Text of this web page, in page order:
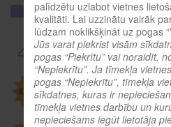
palīdzētu uzlabot vietnes
kvalitāti. Lai uzzinātu vairāk
lūdzam noklikšķināt uz pogas
Jūs varat piekrist visām
pogas “Piekrītu” vai noraidīt,
“Nepiekrītu”. Ja tīmekļa
pogas “Nepiekrītu”, tīmekļa
sīkdatnes, kuras ir
tīmekļa vietnes darbību un
nepieciešams iegūt lietotāja